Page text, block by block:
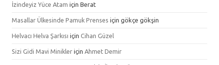
İzindeyiz Yüce Atam için Berat
Masallar Ülkesinde Pamuk Prenses için gökçe gökşin
Helvacı Helva Şarkısı için Cihan Güzel
Sizi Gidi Mavi Minikler için Ahmet Demir